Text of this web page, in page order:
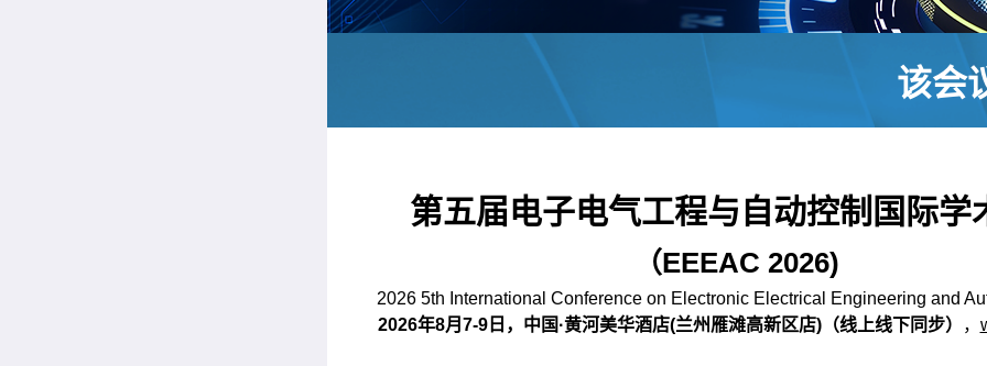
该会
第五届电子电气工程与自动控制国际学
（EEEAC 2026)
2026 5th International Conference on Electronic Electrical Engineering and
2026年8月7-9日，中国·黄河美华酒店(兰州雁滩高新区店)（线上线下同步）
，